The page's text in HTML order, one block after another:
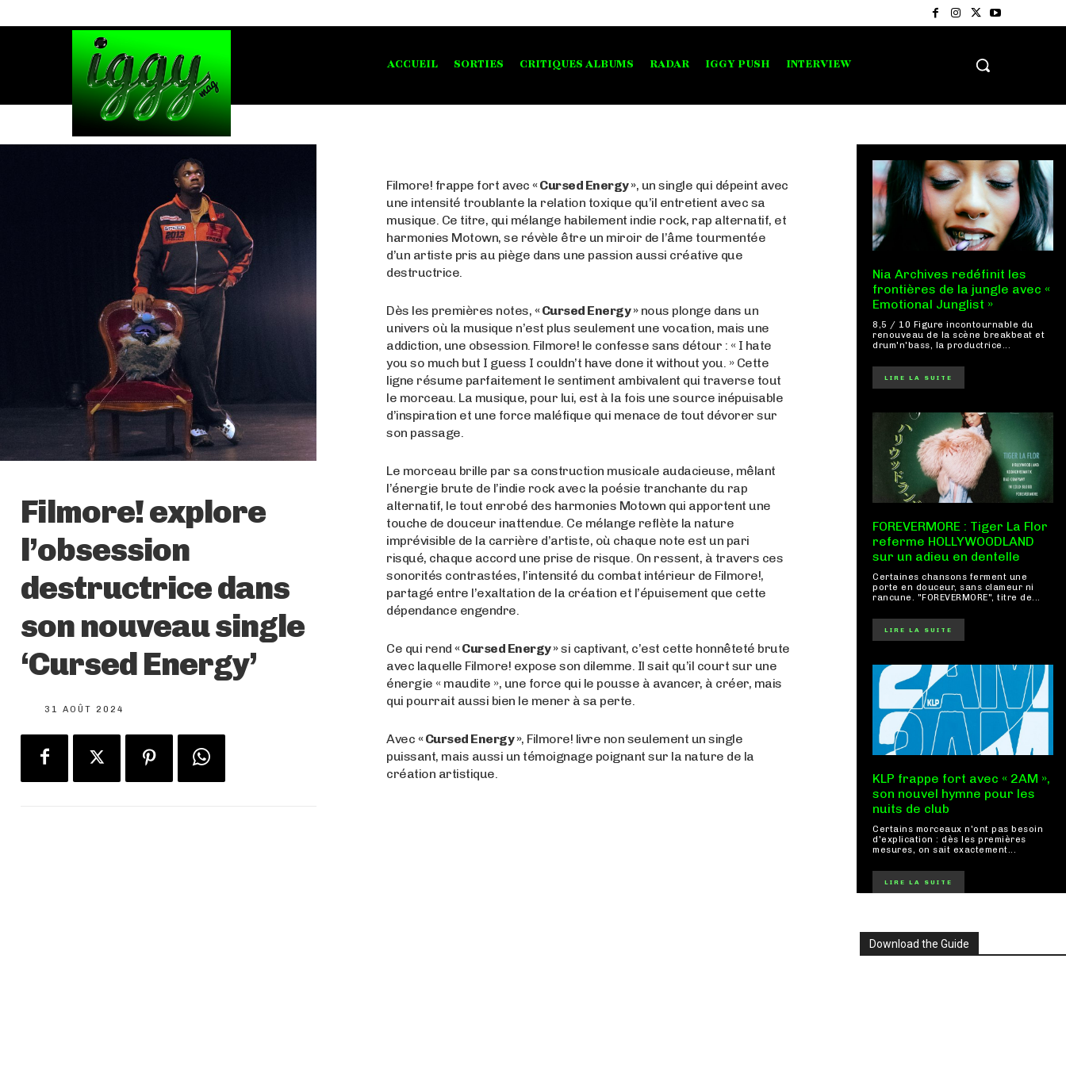
ACCUEIL SORTIES CRITIQUES ALBUMS RADAR IGGY PUSH INTERVIEW
Filmore! explore
l’obsession
destructrice dans
son nouveau single
‘Cursed Energy’
31 AOÛT 2024
Filmore! frappe fort avec« Cursed Energy », un single qui dépeint avec
une intensité troublante la relation toxique qu’il entretient avec sa
musique. Ce titre, qui mélange habilement indie rock, rap alternatif, et
harmonies Motown, se révèle être un miroir de l’âme tourmentée
d’un artiste pris au piège dans une passion aussi créative que
destructrice.
Dès les premières notes, « Cursed Energy »nous plonge dans un
univers où la musique n’est plus seulement une vocation, mais une
addiction, une obsession. Filmore! le confesse sans détour : « I hate
you so much but I guess I couldn’t have done it without you. » Cette
ligne résume parfaitement le sentiment ambivalent qui traverse tout
le morceau. La musique, pour lui, est à la fois une source inépuisable
d’inspiration et une force maléfique qui menace de tout dévorer sur
son passage.
Le morceau brille par sa construction musicale audacieuse, mêlant
l’énergie brute de l’indie rock avec la poésie tranchante du rap
alternatif, le tout enrobé des harmonies Motown qui apportent une
touche de douceur inattendue. Ce mélange reflète la nature
imprévisible de la carrière d’artiste, où chaque note est un pari
risqué, chaque accord une prise de risque. On ressent, à travers ces
sonorités contrastées, l’intensité du combat intérieur de Filmore!,
partagé entre l’exaltation de la création et l’épuisement que cette
dépendance engendre.
Ce qui rend« Cursed Energy »si captivant, c’est cette honnêteté brute
avec laquelle Filmore! expose son dilemme. Il sait qu’il court sur une
énergie « maudite », une force qui le pousse à avancer, à créer, mais
qui pourrait aussi bien le mener à sa perte.
Avec « Cursed Energy », Filmore! livre non seulement un single
puissant, mais aussi un témoignage poignant sur la nature de la
création artistique.
Nia Archives redéfinit les
frontières de la jungle avec «
Emotional Junglist »
8,5 / 10 Figure incontournable du
renouveau de la scène breakbeat et
drum'n'bass, la productrice...
LIRE LA SUITE
FOREVERMORE : Tiger La Flor
referme HOLLYWOODLAND
sur un adieu en dentelle
Certaines chansons ferment une
porte en douceur, sans clameur ni
rancune. "FOREVERMORE", titre de...
LIRE LA SUITE
KLP frappe fort avec « 2AM »,
son nouvel hymne pour les
nuits de club
Certains morceaux n'ont pas besoin
d'explication : dès les premières
mesures, on sait exactement...
LIRE LA SUITE
Download the Guide